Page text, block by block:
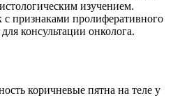
изучением.
с признаками пролиферативного
консультации онколога.